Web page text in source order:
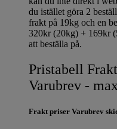
du istället göra 2
frakt på 19kg och en
320kr (20kg) + 169kr
att beställa på.
Pristabell
Varubrev -
Frakt priser Varubrev